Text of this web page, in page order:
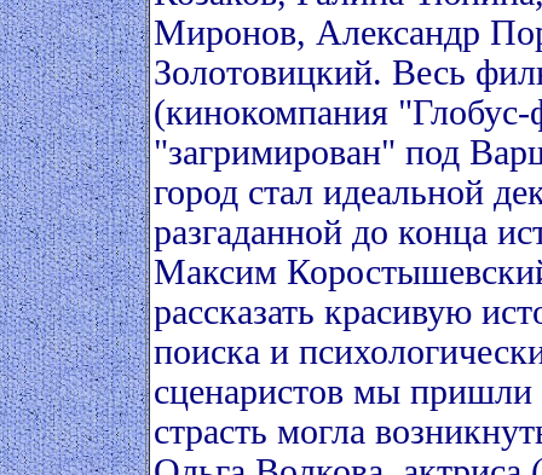
Миронов, Александр
Золотовицкий. Весь
(кинокомпания
"загримирован" под
город стал идеальной
разгаданной до конца
Максим
рассказать красивую
поиска и
сценаристов мы пришли
страсть могла